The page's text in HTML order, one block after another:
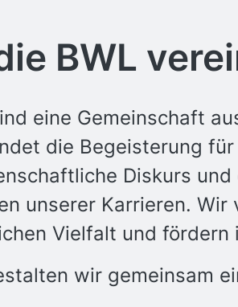
BWL
eine Gemeinschaft
die Begeisterung
Diskurs
unserer Karrieren.
Vielfalt und fördern
wir gemeinsam